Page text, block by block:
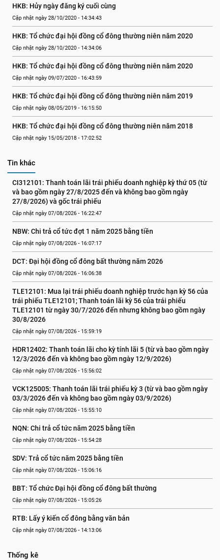
HKB: Hủy ngày đăng ký cuối cùng
Cập nhật ngày 28/10/2020 - 14:34:43
HKB: Tổ chức đại hội đồng cổ đông thường niên năm 2020
Cập nhật ngày 28/10/2020 - 14:34:06
HKB: Tổ chức đại hội đồng cổ đông thường niên năm 2020
Cập nhật ngày 09/07/2020 - 16:43:59
HKB: Tổ chức đại hội đồng cổ đông thường niên năm 2019
Cập nhật ngày 08/05/2019 - 16:15:50
HKB: Tổ chức đại hội đồng cổ đông thường niên năm 2018
Cập nhật ngày 15/05/2018 - 17:02:52
Tin khác
CI312101: Thanh toán lãi trái phiếu doanh nghiệp kỳ thứ 05 (từ
và bao gồm ngày 27/8/2025 đến và không bao gồm ngày
27/8/2026) và gốc trái phiếu
Cập nhật ngày 07/08/2026 - 16:22:47
NBW: Chi trả cổ tức đợt 1 năm 2025 bằng tiền
Cập nhật ngày 07/08/2026 - 16:07:17
DCT: Đại hội đồng cổ đông bất thường năm 2026
Cập nhật ngày 07/08/2026 - 16:06:38
TLE12101: Mua lại trái phiếu doanh nghiệp trước hạn kỳ 56 của
trái phiếu TLE12101; Thanh toán lãi kỳ 56 của trái phiếu
TLE12101 từ ngày 30/7/2026 đến nhưng không bao gồm ngày
30/8/2026
Cập nhật ngày 07/08/2026 - 15:59:19
HDR12402: Thanh toán lãi cho kỳ tính lãi 5 (từ và bao gồm ngày
12/3/2026 đến và không bao gồm ngày 12/9/2026)
Cập nhật ngày 07/08/2026 - 15:56:02
VCK125005: Thanh toán lãi trái phiếu kỳ 3 (từ và bao gồm ngày
03/3/2026 đến và không bao gồm ngày 03/9/2026)
Cập nhật ngày 07/08/2026 - 15:55:10
NQN: Chi trả cổ tức năm 2025 bằng tiền
Cập nhật ngày 07/08/2026 - 15:54:28
SDV: Trả cổ tức năm 2025 bằng tiền
Cập nhật ngày 07/08/2026 - 15:06:16
BBT: Tổ chức Đại hội đồng cổ đông bất thường
Cập nhật ngày 07/08/2026 - 15:05:26
RTB: Lấy ý kiến cổ đông bằng văn bản
Cập nhật ngày 07/08/2026 - 14:13:06
Thống kê